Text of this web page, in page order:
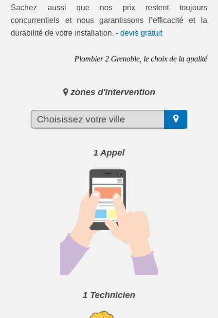
Sachez aussi que nos prix restent toujours
concurrentiels et nous garantissons l’efficacité et la
durabilité de votre installation. -devis gratuit
Plombier 2 Grenoble, le choix de la qualité
zones d'intervention
1 Appel
1 Technicien